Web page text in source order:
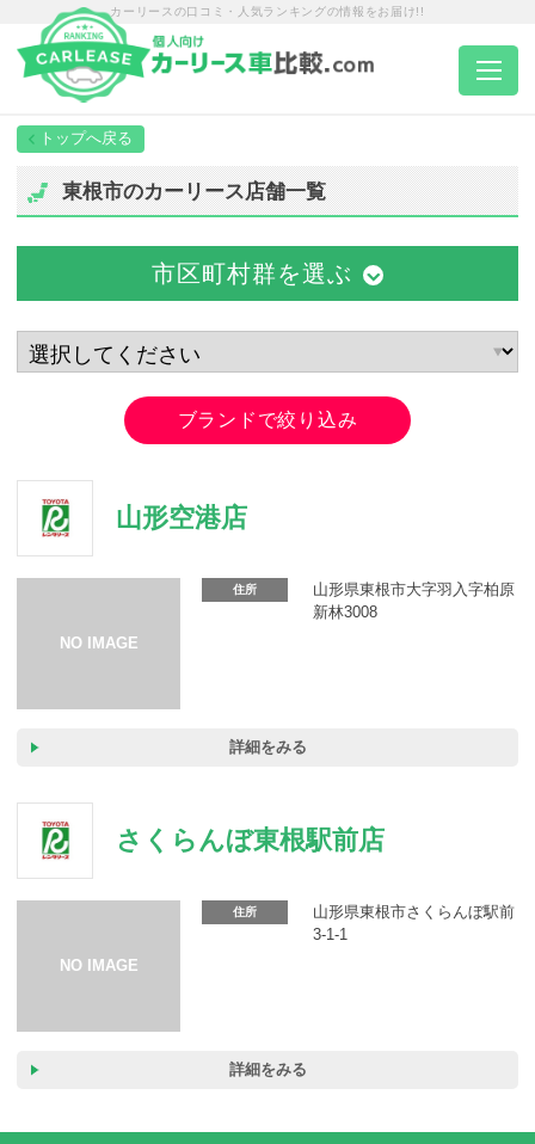
カーリースの口コミ・人気ランキングの情報をお届け!!
トップページ
エリア別ランキング
エリア別店舗一覧
カーリース体験談
東根市のカーリース店舗一覧
市区町村群を選ぶ
ブランドで絞り込み
山形空港店
住所
山形県東根市大字羽入字柏原
新林3008
詳細をみる
さくらんぼ東根駅前店
住所
山形県東根市さくらんぼ駅前
3-1-1
詳細をみる